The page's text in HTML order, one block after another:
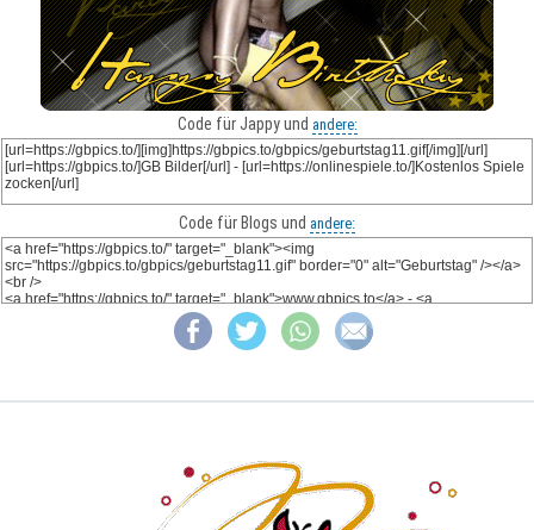
Code für Jappy und andere:
Code für Blogs und andere: